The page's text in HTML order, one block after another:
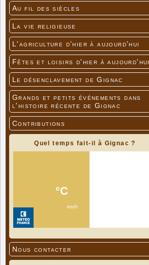
Au fil des siècles
La vie religieuse
L'agriculture d'hier à aujourd'hui
Fêtes et loisirs d'hier à aujourd'hui
Le désenclavement de Gignac
Grands et petits événements dans
l'histoire récente de Gignac
Contributions
Quel temps fait-il à Gignac ?
Nous contacter